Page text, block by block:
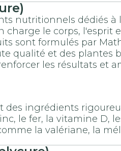
nutritionnels dédiés à
le corps, l'esprit
sont formulés par
qualité et des plantes
les résultats et
des ingrédients
le fer, la vitamine D,
la valériane, la